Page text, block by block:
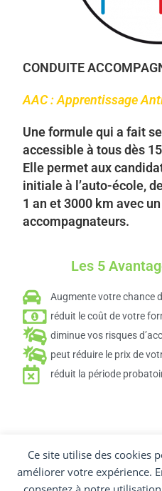
Ce site utilise des cookies
améliorer votre expérience.
CONDUITE
AAC : Apprentissage
Une formule qui a fait
accessible à tous dès
Elle permet aux
initiale à l’auto-école,
1 an et 3000 km avec
accompagnateurs.
Les 5
Augmente votre chance
réduit le coût de votre
diminue vos risques
peut réduire le prix de
réduit la période